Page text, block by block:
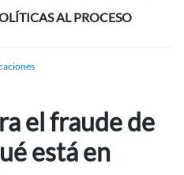
AL PROCESO
el fraude de
está en